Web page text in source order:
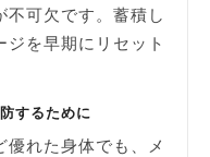
不可欠です。蓄積し
ジを早期にリセット
するために
優れた身体でも、メ